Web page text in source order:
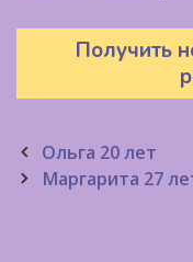
Получить
Post
navigation
Ольга 20 лет
Маргарита 27